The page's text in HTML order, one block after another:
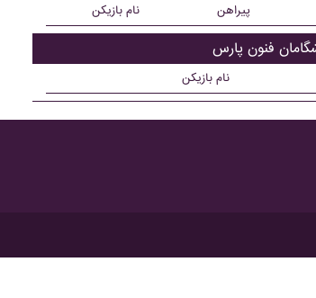
نام بازیکن پیراهن
فنون پارس
نام بازیکن